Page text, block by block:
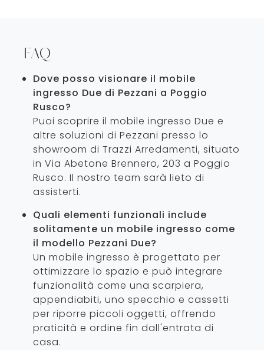
FAQ
Dove posso visionare il mobile
ingresso Due di Pezzani a Poggio
Rusco?
Puoi scoprire il mobile ingresso Due e
altre soluzioni di Pezzani presso lo
showroom di Trazzi Arredamenti, situato
in Via Abetone Brennero, 203 a Poggio
Rusco. Il nostro team sarà lieto di
assisterti.
Quali elementi funzionali include
solitamente un mobile ingresso come
il modello Pezzani Due?
Un mobile ingresso è progettato per
ottimizzare lo spazio e può integrare
funzionalità come una scarpiera,
appendiabiti, uno specchio e cassetti
per riporre piccoli oggetti, offrendo
praticità e ordine fin dall'entrata di
casa.